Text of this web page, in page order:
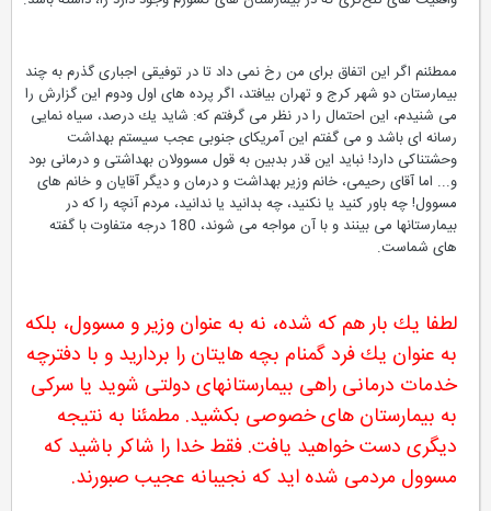
ممطئنم اگر این اتفاق برای من رخ نمی داد تا در توفیقی اجباری گذرم به چند
بیمارستان دو شهر كرج و تهران بیافتد، اگر پرده های اول ودوم این گزارش را
می شنیدم، این احتمال را در نظر می گرفتم كه: شاید یك درصد، سیاه نمایی
رسانه ای باشد و می گفتم این آمریكای جنوبی عجب سیستم بهداشت
وحشتناكی دارد! نباید این قدر بدبین به قول مسوولان بهداشتی و درمانی بود
و... اما آقای رحیمی، خانم وزیر بهداشت و درمان و دیگر آقایان و خانم های
مسوول! چه باور كنید یا نكنید، چه بدانید یا ندانید، مردم آنچه را كه در
بیمارستانها می بینند و با آن مواجه می شوند، 180 درجه متفاوت با گفته
های شماست.
لطفا یك بار هم كه شده، نه به عنوان وزیر و مسوول، بلكه
به عنوان یك فرد گمنام بچه هایتان را بردارید و با دفترچه
خدمات درمانی راهی بیمارستانهای دولتی شوید یا سركی
به بیمارستان های خصوصی بكشید. مطمئنا به نتیجه
دیگری دست خواهید یافت. فقط خدا را شاكر باشید كه
مسوول مردمی شده اید كه نجیبانه عجیب صبورند.